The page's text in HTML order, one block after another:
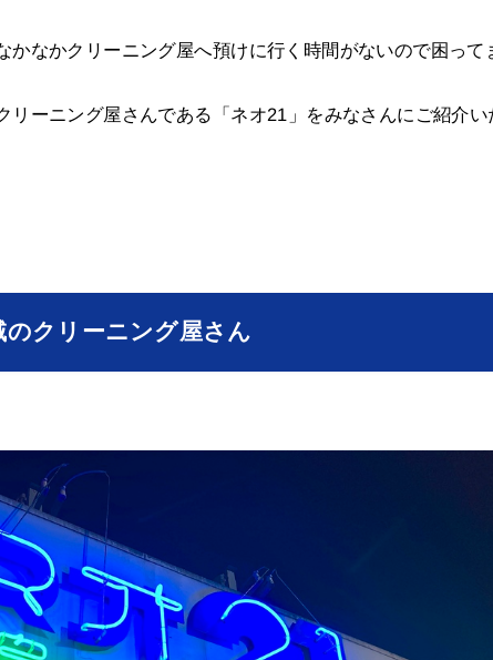
かなかクリーニング屋へ預けに行く時間がないので困っ
リーニング屋さんである「ネオ21」をみなさんにご紹介い
クリーニング屋さん